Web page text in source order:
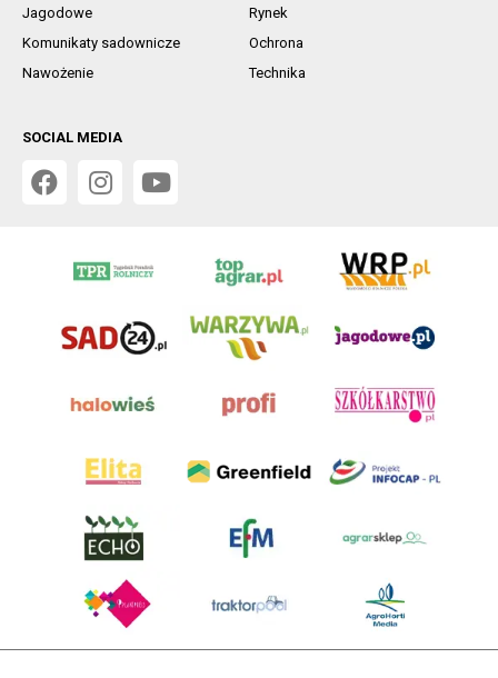
Jagodowe
Rynek
Komunikaty sadownicze
Ochrona
Nawożenie
Technika
SOCIAL MEDIA